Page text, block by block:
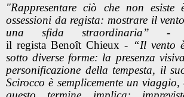
"Rappresentare ciò che non
ossessioni da regista: mostrare il
una sfida straordinaria”-
ilregista Benoît Chieux - “Il vento
sotto diverse forme: la presenza
personificazione della tempesta, il
Scirocco è semplicemente un